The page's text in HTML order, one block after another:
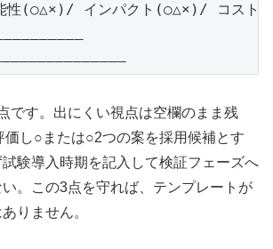
性(○△×)/ インパクト(○△×)/ コスト
です。出にくい視点は空欄のまま残
し○または○2つの案を採用候補とす
験導入時期を記入して検証フェーズへ
。この3点を守れば、テンプレートが
りません。